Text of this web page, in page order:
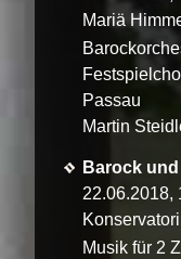
Mariä
Passau
Martin
Barock
22.06.2018,
Musik für 2